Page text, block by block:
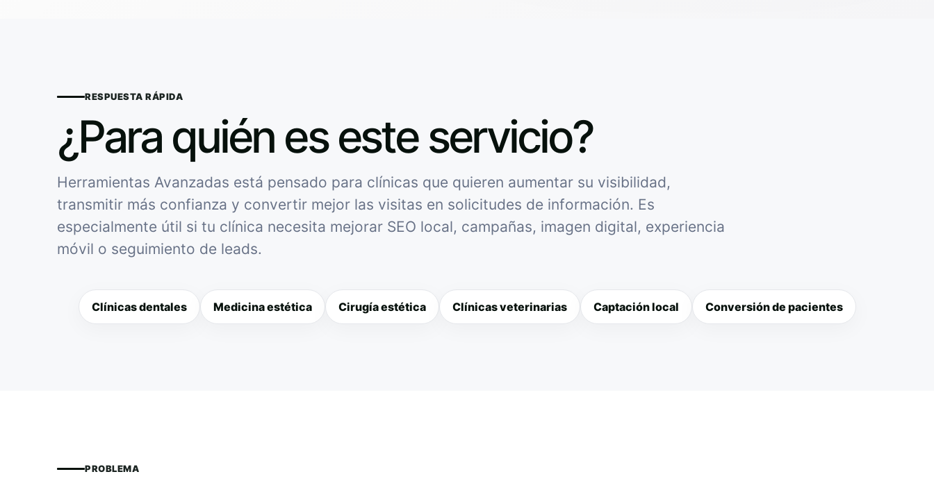
RESPUESTA RÁPIDA
¿Para quién es este servicio?
Herramientas Avanzadas está pensado para clínicas que quieren aumentar su visibilidad,
transmitir más confianza y convertir mejor las visitas en solicitudes de información. Es
especialmente útil si tu clínica necesita mejorar SEO local, campañas, imagen digital, experiencia
móvil o seguimiento de leads.
Clínicas dentales Medicina estética Cirugía estética Clínicas veterinarias Captación local Conversión de pacientes
PROBLEMA